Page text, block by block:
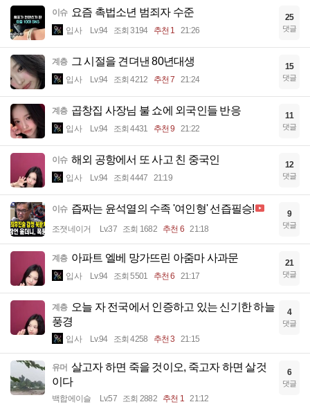
이슈 요즘 촉법소년 범죄자 수준
입사 Lv.94 조회 3194 추천 1 21:26
25
댓글
계층 그 시절을 견뎌낸 80년대생
입사 Lv.94 조회 4212 추천 7 21:24
15
댓글
계층 곱창집 사장님 불 쇼에 외국인들 반응
입사 Lv.94 조회 4431 추천 9 21:22
11
댓글
이슈 해외 공항에서 또 사고 친 중국인
입사 Lv.94 조회 4447 21:19
12
댓글
이슈 즙짜는 윤석열의 수족 '여인형' 선즙필승!
조졋네이거 Lv.37 조회 1682 추천 6 21:18
9
댓글
계층 아파트 엘베 망가뜨린 아줌마 사과문
입사 Lv.94 조회 5501 추천 6 21:17
21
댓글
계층 오늘 자 전국에서 인증하고 있는 신기한 하늘
풍경
입사 Lv.94 조회 4258 추천 3 21:15
4
댓글
유머 살고자 하면 죽을 것이오, 죽고자 하면 살것
이다
백합에이슬 Lv.57 조회 2882 추천 1 21:12
6
댓글